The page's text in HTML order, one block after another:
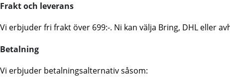
Frakt och leverans
Vi erbjuder fri frakt över 699:-. Ni kan välja Bring, DHL eller
Betalning
Vi erbjuder betalningsalternativ såsom: